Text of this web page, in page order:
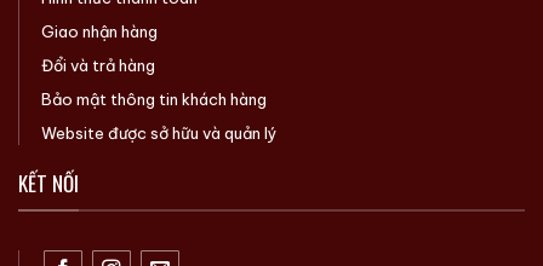
Giao nhận hàng
Đổi và trả hàng
Bảo mật thông tin khách hàng
Website được sở hữu và quản lý
KẾT NỐI